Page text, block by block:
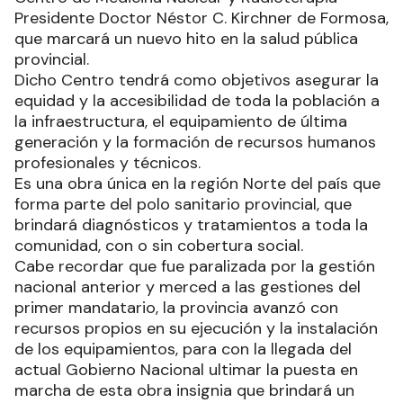
Presidente Doctor Néstor C. Kirchner de Formosa,
que marcará un nuevo hito en la salud pública
provincial.
Dicho Centro tendrá como objetivos asegurar la
equidad y la accesibilidad de toda la población a
la infraestructura, el equipamiento de última
generación y la formación de recursos humanos
profesionales y técnicos.
Es una obra única en la región Norte del país que
forma parte del polo sanitario provincial, que
brindará diagnósticos y tratamientos a toda la
comunidad, con o sin cobertura social.
Cabe recordar que fue paralizada por la gestión
nacional anterior y merced a las gestiones del
primer mandatario, la provincia avanzó con
recursos propios en su ejecución y la instalación
de los equipamientos, para con la llegada del
actual Gobierno Nacional ultimar la puesta en
marcha de esta obra insignia que brindará un